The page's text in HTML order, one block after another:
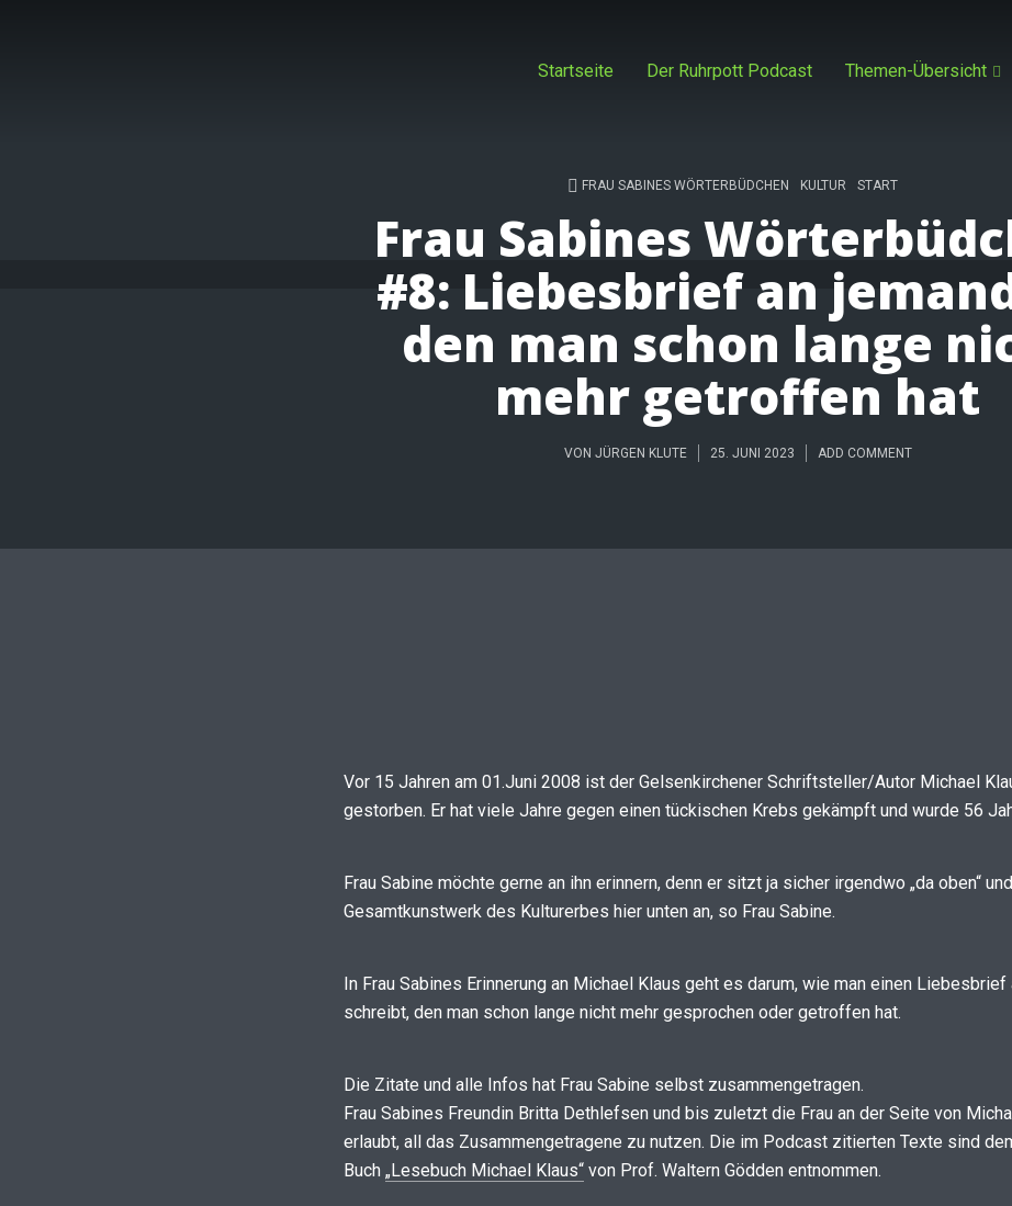
Startseite Der Ruhrpott Podcast Themen-Übersicht
FRAU SABINES WÖRTERBÜDCHEN KULTUR START
Frau Sabines
#8: Liebesbrief an
den man schon lange
mehr getroffen hat
VON JÜRGEN KLUTE 25. JUNI 2023 ADD COMMENT
Vor 15 Jahren am 01.Juni 2008 ist der Gelsenkirchener Schriftsteller/Autor Michael
gestorben. Er hat viele Jahre gegen einen tückischen Krebs gekämpft und wurde 56
Frau Sabine möchte gerne an ihn erinnern, denn er sitzt ja sicher irgendwo „da oben“
Gesamtkunstwerk des Kulturerbes hier unten an, so Frau Sabine.
In Frau Sabines Erinnerung an Michael Klaus geht es darum, wie man einen Liebesbrief
schreibt, den man schon lange nicht mehr gesprochen oder getroffen hat.
Die Zitate und alle Infos hat Frau Sabine selbst zusammengetragen.
Frau Sabines Freundin Britta Dethlefsen und bis zuletzt die Frau an der Seite von
erlaubt, all das Zusammengetragene zu nutzen. Die im Podcast zitierten Texte sind
Buch „Lesebuch Michael Klaus“ von Prof. Waltern Gödden entnommen.